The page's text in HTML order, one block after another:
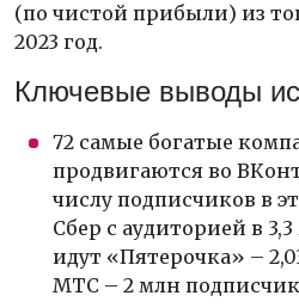
(по чистой прибыли) из
2023 год.
Ключевые выводы
72 самые богатые
продвигаются во
числу подписчиков в
Сбер с аудиторией в
идут «Пятерочка» –
МТС – 2 млн